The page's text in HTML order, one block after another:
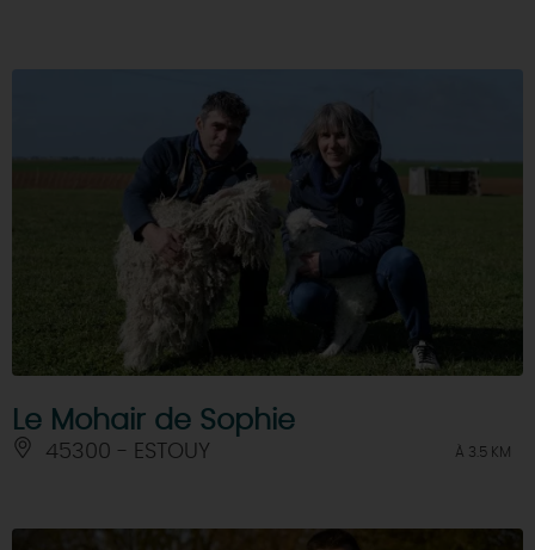
Le Mohair de Sophie
45300 - ESTOUY À 3.5 KM